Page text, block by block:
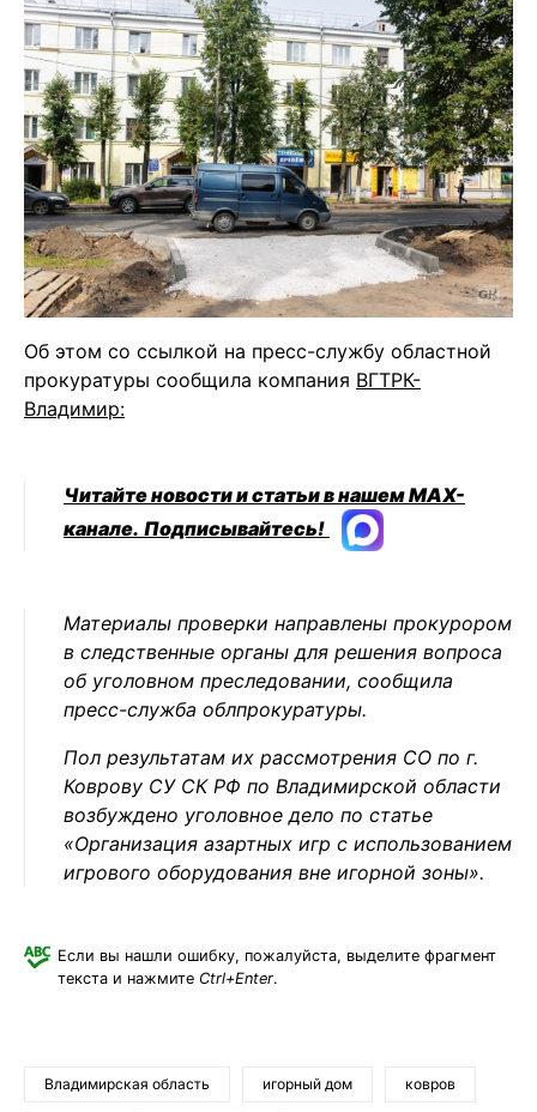
Об этом со ссылкой на пресс-службу областной
прокуратуры сообщила компания ВГТРК-
Владимир:
Читайте новости и статьи в нашем MAX-
канале. Подписывайтесь!
Материалы проверки направлены прокурором
в следственные органы для решения вопроса
об уголовном преследовании, сообщила
пресс-служба облпрокуратуры.
Пол результатам их рассмотрения СО по г.
Коврову СУ СК РФ по Владимирской области
возбуждено уголовное дело по статье
«Организация азартных игр с использованием
игрового оборудования вне игорной зоны».
Если вы нашли ошибку, пожалуйста, выделите фрагмент
текста и нажмите Ctrl+Enter.
Владимирская область игорный дом ковров